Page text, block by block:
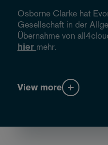
Osborne Clarke hat
Gesellschaft in der
Übernahme von
hier mehr.
View more